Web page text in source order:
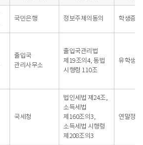
국민은행 정보주체의동의 학생증발
출입국
관리사무소
출입국관리법
제19조의4, 동법
시행령 110조
유학생
국세청
법인세법 제24조,
소득세법
제160조의3,
소득세법 시행령
제208조의3
연말정산